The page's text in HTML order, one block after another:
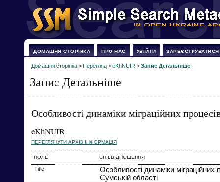
ДОМАШНЯ СТОРІНКА ПРО НАС УВІЙТИ ЗАРЕЄСТРУВАТИСЯ
Домашня сторінка > Перегляд > eKhNUIR > Запис Детальніше
Запис Детальніше
Особливості динаміки міграційних
eKhNUIR
ПЕРЕГЛЯНУТИ АРХІВ ІНФОРМАЦІЯ
ПОЛЕ СПІВВІДНОШЕННЯ
Title
Особливості динаміки міграційних
Сумській області